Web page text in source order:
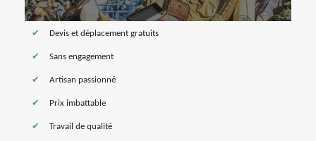
Devis et déplacement gratuits
Sans engagement
Artisan passionné
Prix imbattable
Travail de qualité